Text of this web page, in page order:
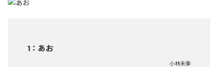
1 ： あお
小林未季